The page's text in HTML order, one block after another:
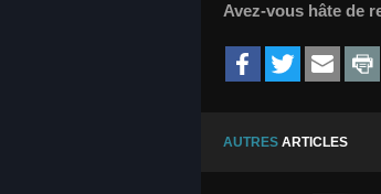
Avez-vous hâte de
AUTRES ARTICLES